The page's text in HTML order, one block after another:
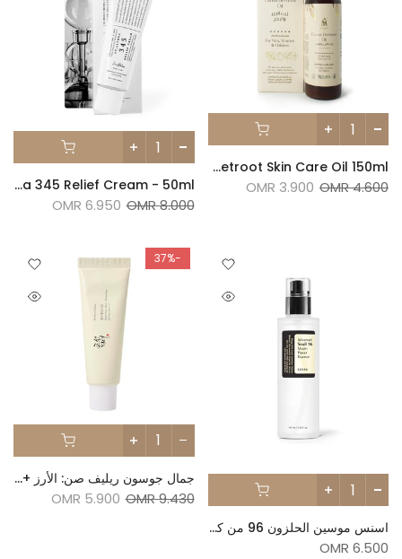
MS Natural Carrot And Beetroot Skin Care Oil 150ml
4.600 OMR
3.900 OMR
Dr.Althea 345 Relief Cream - 50ml
8.000 OMR
6.950 OMR
اسنس موسين الحلزون 96 من كوسركس - 100مل
6.500 OMR
-37%
جمال جوسون ريليف صن: الأرز + البروبيوتيك (SPF50+ PA++++) 50 مل
9.430 OMR
5.900 OMR